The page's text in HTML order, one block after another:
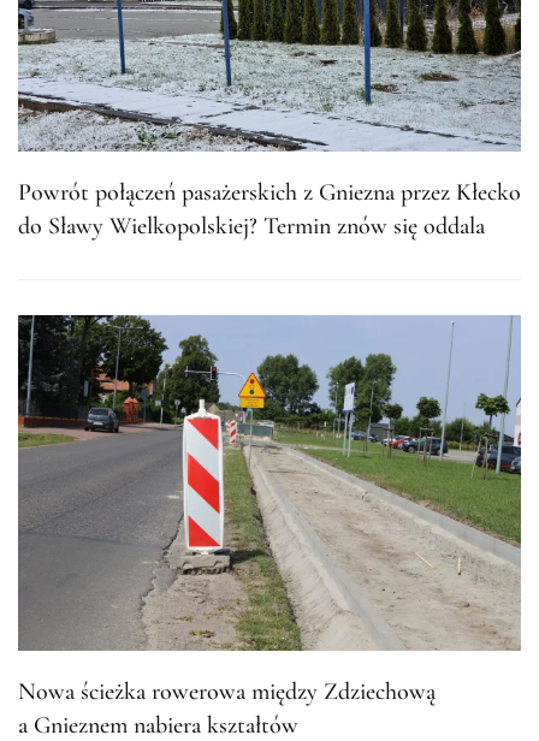
Powrót połączeń pasażerskich z Gniezna przez Kłecko
do Sławy Wielkopolskiej? Termin znów się oddala
Nowa ścieżka rowerowa między Zdziechową
a Gnieznem nabiera kształtów